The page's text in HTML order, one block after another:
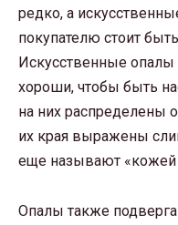
редко, а
покупателю стоит
Искусственные
хороши, чтобы быть
на них распределены
их края выражены
еще называют
Опалы также